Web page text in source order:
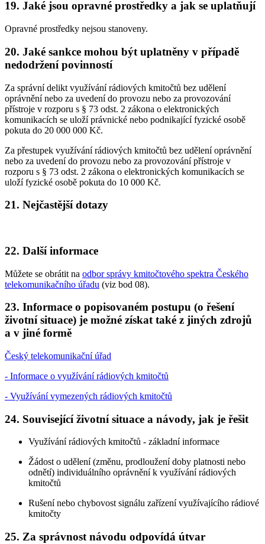
19. Jaké jsou opravné prostředky a jak se uplatňují
Opravné prostředky nejsou stanoveny.
20. Jaké sankce mohou být uplatněny v případě
nedodržení povinností
Za správní delikt využívání rádiových kmitočtů bez udělení
oprávnění nebo za uvedení do provozu nebo za provozování
přístroje v rozporu s § 73 odst. 2 zákona o elektronických
komunikacích se uloží právnické nebo podnikající fyzické osobě
pokuta do 20 000 000 Kč.
Za přestupek využívání rádiových kmitočtů bez udělení oprávnění
nebo za uvedení do provozu nebo za provozování přístroje v
rozporu s § 73 odst. 2 zákona o elektronických komunikacích se
uloží fyzické osobě pokuta do 10 000 Kč.
21. Nejčastější dotazy
22. Další informace
Můžete se obrátit na odbor správy kmitočtového spektra Českého
telekomunikačního úřadu (viz bod 08).
23. Informace o popisovaném postupu (o řešení
životní situace) je možné získat také z jiných zdrojů
a v jiné formě
Český telekomunikační úřad
- Informace o využívání rádiových kmitočtů
- Využívání vymezených rádiových kmitočtů
24. Související životní situace a návody, jak je řešit
Využívání rádiových kmitočtů - základní informace
Žádost o udělení (změnu, prodloužení doby platnosti nebo
odnětí) individuálního oprávnění k využívání rádiových
kmitočtů
Rušení nebo chybovost signálu zařízení využívajícího rádiové
kmitočty
25. Za správnost návodu odpovídá útvar